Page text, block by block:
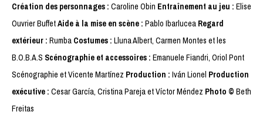
Création des personnages : Caroline Obin Entraînement au jeu : Elise
Ouvrier BuffetAide à la mise en scène : Pablo Ibarlucea Regard
extérieur : Rumba Costumes : Lluna Albert, Carmen Montes et les
B.O.B.A.S Scénographie et accessoires : Emanuele Fiandri, Oriol Pont
Scénographie et Vicente Martínez Production : Iván Lionel Production
exécutive : Cesar García, Cristina Pareja et Víctor Méndez Photo © Beth
Freitas